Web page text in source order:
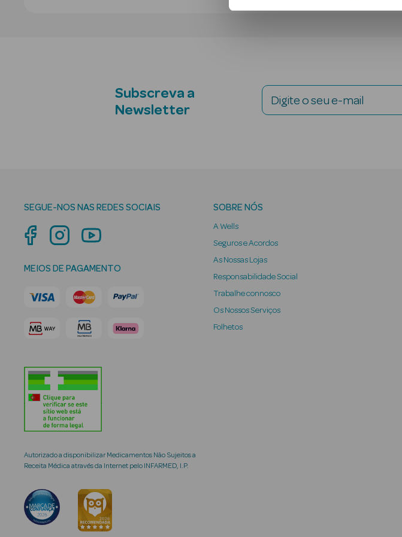
Subscreva a
Newsletter
Digite o seu e-mail
SEGUE-NOS NAS REDES SOCIAIS
MEIOS DE PAGAMENTO
Autorizado a disponibilizar Medicamentos Não Sujeitos a
Receita Médica através da Internet pelo INFARMED, I.P.
SOBRE NÓS
A Wells
Seguros e Acordos
As Nossas Lojas
Responsabilidade Social
Trabalhe connosco
Os Nossos Serviços
Folhetos